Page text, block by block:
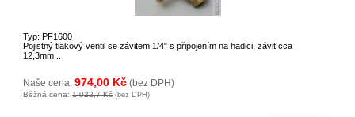
Typ: PF1600
Pojistný tlakový ventil se závitem 1/4" s připojením na hadici, závit cca
12,3mm...
Naše cena: 974,00 Kč (bez DPH)
Běžná cena: 1 022,7 Kč (bez DPH)